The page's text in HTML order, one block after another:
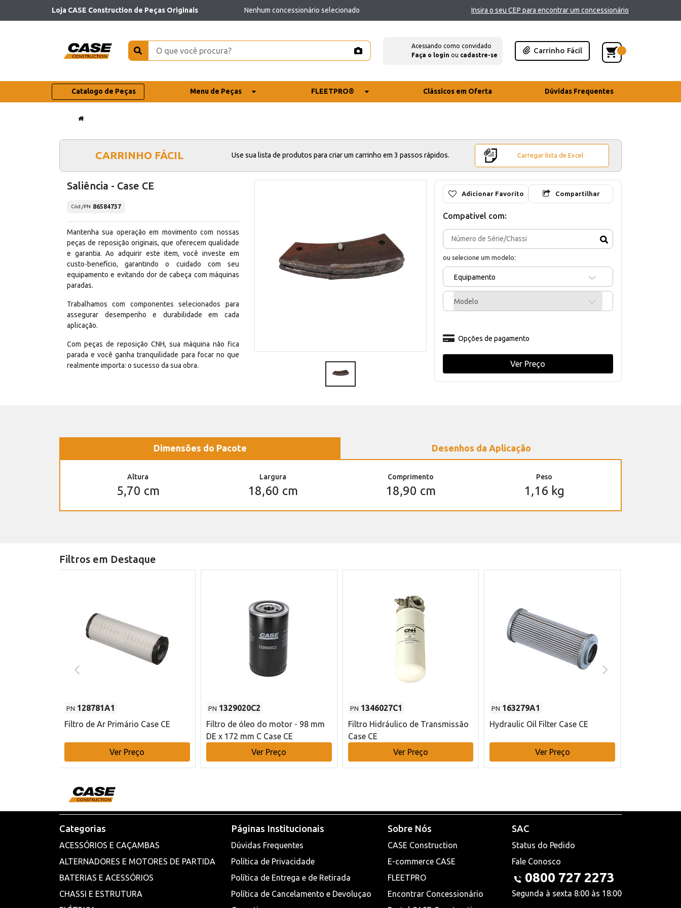
Loja CASE Construction de Peças Originais Nenhum concessionário selecionado Insira o seu CEP para encontrar um concessionário
Acessando como convidado
Faça o login ou cadastre-se
Carrinho Fácil
Catalogo de Peças Menu de Peças FLEETPRO® Clássicos em Oferta Dúvidas Frequentes
CARRINHO FÁCIL Use sua lista de produtos para criar um carrinho em 3 passos rápidos. Carregar lista de Excel
Saliência - Case CE
Cód./PN 86584737
Mantenha sua operação em movimento com nossas
peças de reposição originais, que oferecem qualidade
e garantia. Ao adquirir este item, você investe em
custo-benefício, garantindo o cuidado com seu
equipamento e evitando dor de cabeça com máquinas
paradas.
Trabalhamos com componentes selecionados para
assegurar desempenho e durabilidade em cada
aplicação.
Com peças de reposição CNH, sua máquina não fica
parada e você ganha tranquilidade para focar no que
realmente importa: o sucesso da sua obra.
Adicionar Favorito Compartilhar
Compativel com:
ou selecione um modelo:
Equipamento
Modelo
Opções de pagamento
Ver Preço
Dimensões do Pacote Desenhos da Aplicação
Altura
5,70 cm
Largura
18,60 cm
Comprimento
18,90 cm
Peso
1,16 kg
Filtros em Destaque
PN 128781A1
Filtro de Ar Primário Case CE
Ver Preço
PN 1329020C2
Filtro de óleo do motor - 98 mm
DE x 172 mm C Case CE
Ver Preço
PN 1346027C1
Filtro Hidráulico de Transmissão
Case CE
Ver Preço
PN 163279A1
Hydraulic Oil Filter Case CE
Ver Preço
Categorias
ACESSÓRIOS E CAÇAMBAS
ALTERNADORES E MOTORES DE PARTIDA
BATERIAS E ACESSÓRIOS
CHASSI E ESTRUTURA
Páginas Institucionais
Dúvidas Frequentes
Política de Privacidade
Política de Entrega e de Retirada
Política de Cancelamento e Devoluçao
Sobre Nós
CASE Construction
E-commerce CASE
FLEETPRO
Encontrar Concessionário
SAC
Status do Pedido
Fale Conosco
0800 727 2273
Segunda à sexta 8:00 às 18:00